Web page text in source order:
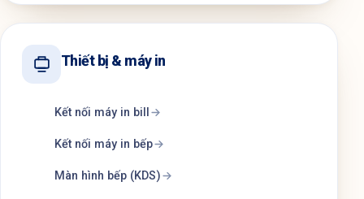
Thiết bị & máy in
Kết nối máy in bill
Kết nối máy in bếp
Màn hình bếp (KDS)